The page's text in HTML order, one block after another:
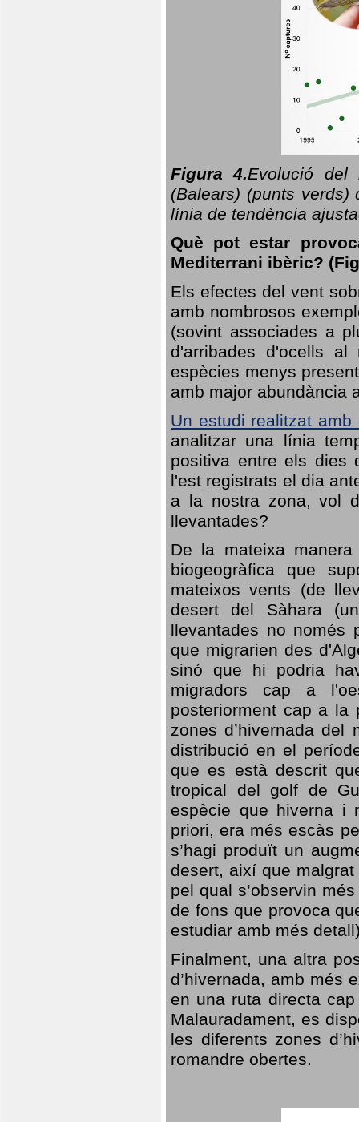
Figura 4.Evolució del
(Balears) (punts
línia de tendència
Què pot estar
Mediterrani ibèric?
Els efectes del vent
amb nombrosos
(sovint associades a
d'arribades d'ocells
espècies menys
amb major abundància
Un estudi realitzat amb
analitzar una línia
positiva entre els dies
l'est registrats el dia
a la nostra zona, vol
llevantades?
De la mateixa
biogeogràfica que
mateixos vents (de
desert del Sàhara
llevantades no només
que migrarien des
sinó que hi podria
migradors cap a
posteriorment cap a la
zones d’hivernada
distribució en el
que es està descrit
tropical del golf de
espècie que hiverna i
priori, era més escàs
s’hagi produït un
desert, així que
pel qual s’observin
de fons que provoca
estudiar amb més
Finalment, una altra
d’hivernada, amb més
en una ruta directa
Malauradament, es
les diferents zones
romandre obertes.